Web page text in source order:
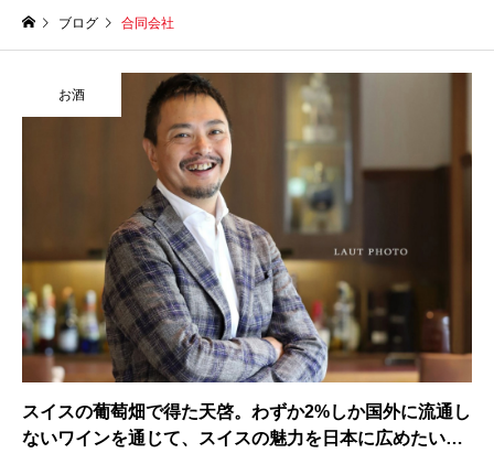
ブログ 合同会社
スイスの葡萄畑で得た天啓。わずか2%しか国外に流通し
ないワインを通じて、スイスの魅力を日本に広めたい
お酒